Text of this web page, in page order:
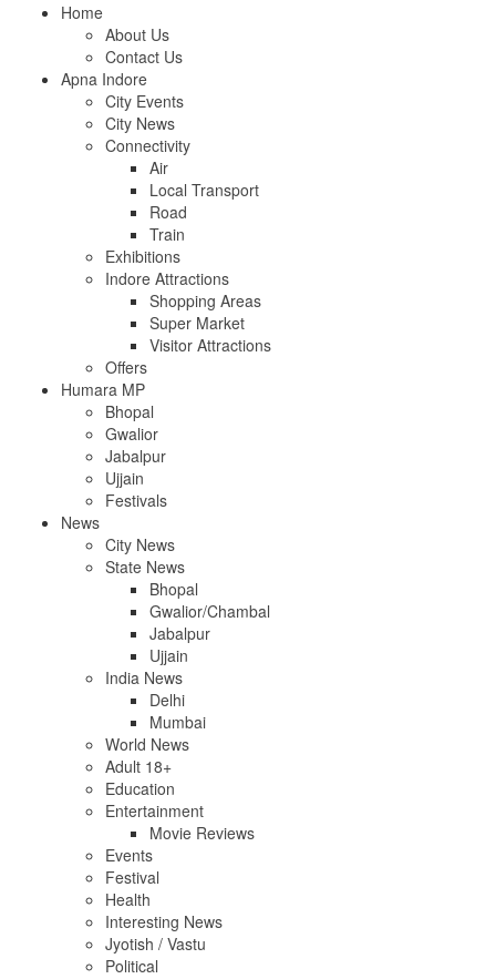
Home
About Us
Contact Us
Apna Indore
City Events
City News
Connectivity
Air
Local Transport
Road
Train
Exhibitions
Indore Attractions
Shopping Areas
Super Market
Visitor Attractions
Offers
Humara MP
Bhopal
Gwalior
Jabalpur
Ujjain
Festivals
News
City News
State News
Bhopal
Gwalior/Chambal
Jabalpur
Ujjain
India News
Delhi
Mumbai
World News
Adult 18+
Education
Entertainment
Movie Reviews
Events
Festival
Health
Interesting News
Jyotish / Vastu
Political